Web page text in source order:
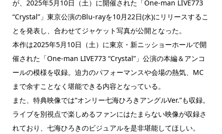
が、2025年5月10日（土）に開催された「One-man LIVE773
“Crystal”」東京公演のBlu-rayを10月22日(水)にリリースするこ
とを発表し、合わせてジャケット写真が公開となった。
本作は2025年5月10日（土）に東京・新ニッショーホールで開
催された「One-man LIVE773 “Crystal”」公演の本編＆アンコ
ールの模様を収録。迫力のパフォーマンスや会場の熱気、MC
まで余すことなく堪能できる内容となっている。
また、特典映像では“オンリー七海ひろきアングルVer.”も収録。
ライブを別視点で楽しめるファンにはたまらない映像が収録さ
れており、七海ひろきのビジュアルを是非堪能してほしい。